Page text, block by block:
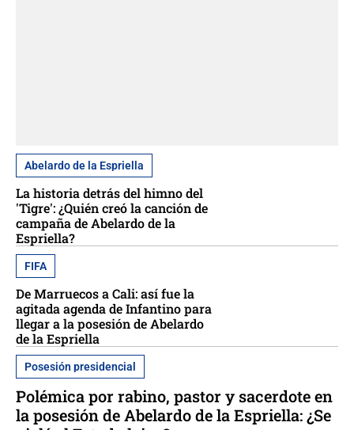
Abelardo de la Espriella
La historia detrás del himno del
'Tigre': ¿Quién creó la canción de
campaña de Abelardo de la
Espriella?
FIFA
De Marruecos a Cali: así fue la
agitada agenda de Infantino para
llegar a la posesión de Abelardo
de la Espriella
Posesión presidencial
Polémica por rabino, pastor y sacerdote en
la posesión de Abelardo de la Espriella: ¿Se